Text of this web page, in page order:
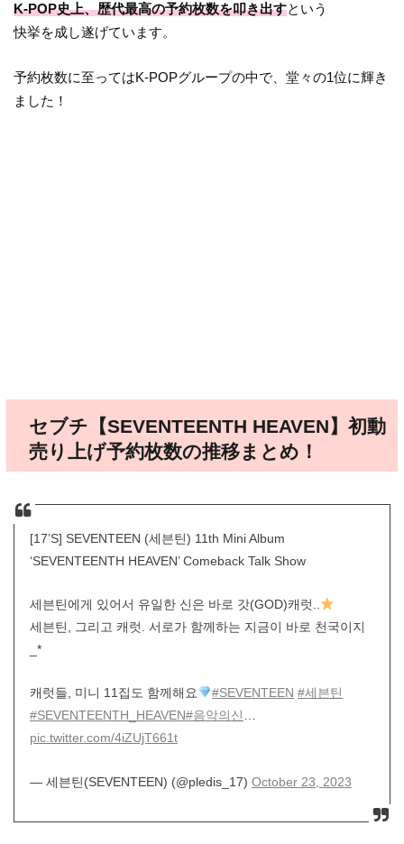
K-POP史上、歴代最高の予約枚数を叩き出すという
快挙を成し遂げています。
予約枚数に至ってはK-POPグループの中で、堂々の1位に輝き
ました！
セブチ【SEVENTEENTH HEAVEN】初動
売り上げ予約枚数の推移まとめ！
[17’S] SEVENTEEN (세븐틴) 11th Mini Album
‘SEVENTEENTH HEAVEN’ Comeback Talk Show
세븐틴에게 있어서 유일한 신은 바로 갓(GOD)캐럿..
세븐틴, 그리고 캐럿. 서로가 함께하는 지금이 바로 천국이지
_*
캐럿들, 미니 11집도 함께해요 #SEVENTEEN #세븐틴
#SEVENTEENTH_HEAVEN#음악의신 …
pic.twitter.com/4iZUjT661t
— 세븐틴(SEVENTEEN) (@pledis_17) October 23, 2023